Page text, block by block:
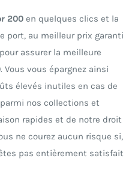
200 en quelques clics et la
port, au meilleur prix garanti
assurer la meilleure
. Vous vous épargnez ainsi
élevés inutiles en cas de
nos collections et
rapides et de notre droit
ne courez aucun risque si,
pas entièrement satisfait